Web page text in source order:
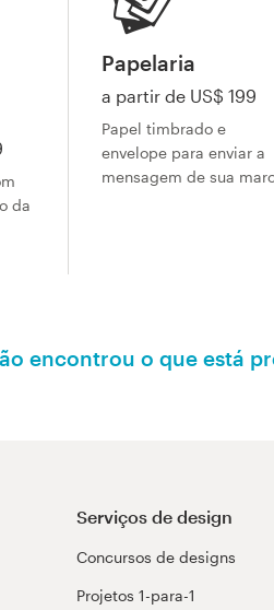
da
Papelaria
a partir de US$ 199
Papel timbrado e
envelope para enviar a
mensagem de sua
encontrou o que está
Serviços de design
Concursos de designs
Projetos 1-para-1